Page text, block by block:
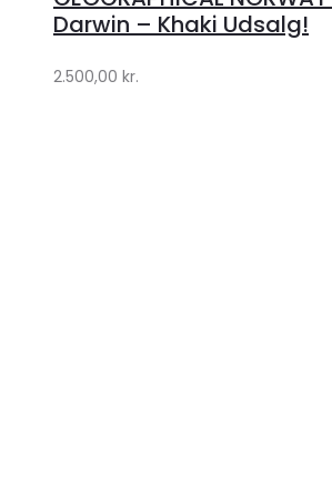
Klædeskabet.dk
Darwin – Khaki Udsalg!
2.500,00 kr.